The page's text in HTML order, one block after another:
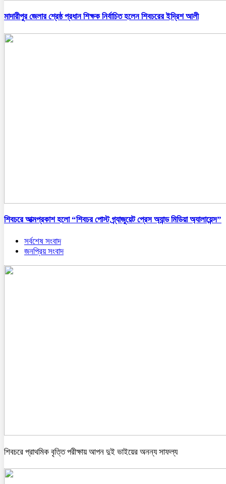
মাদারীপুর জেলার শ্রেষ্ঠ প্রধান শিক্ষক নির্বাচিত হলেন শিবচরের ইদ্রিশ আলী
শিবচরে আত্মপ্রকাশ হলো “শিবচর পোস্ট গ্র্যাজুয়েট প্রেস অ্যান্ড মিডিয়া অ্যালায়েন্স”
সর্বশেষ সংবাদ
জনপ্রিয় সংবাদ
শিবচরে প্রাথমিক বৃত্তি পরীক্ষায় আপন দুই ভাইয়ের অনন্য সাফল্য